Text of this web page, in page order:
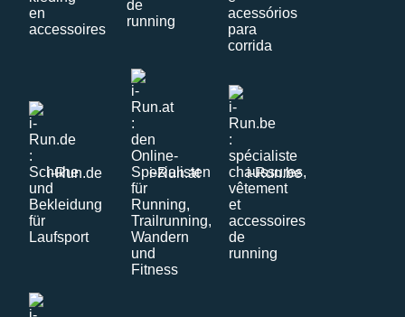
i-Run.de i-Run.at i-Run.be